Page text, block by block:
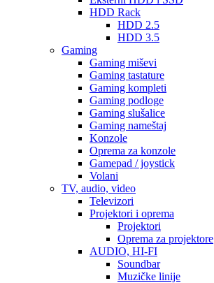
HDD Rack
HDD 2.5
HDD 3.5
Gaming
Gaming miševi
Gaming tastature
Gaming kompleti
Gaming podloge
Gaming slušalice
Gaming nameštaj
Konzole
Oprema za konzole
Gamepad / joystick
Volani
TV, audio, video
Televizori
Projektori i oprema
Projektori
Oprema za projektore
AUDIO, HI-FI
Soundbar
Muzičke linije